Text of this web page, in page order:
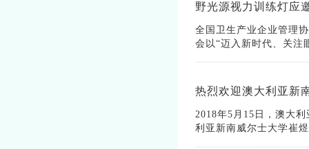
野光源视力训练灯应
全国卫生产业企业管理
会以“迈入新时代、关注
2018年5月15日，澳大
利亚新南威尔士大学崔